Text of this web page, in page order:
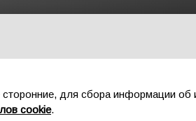
ГЛАВНАЯ СПОРТ ПРОМАЛЬП
для сбора информации об
cookie.